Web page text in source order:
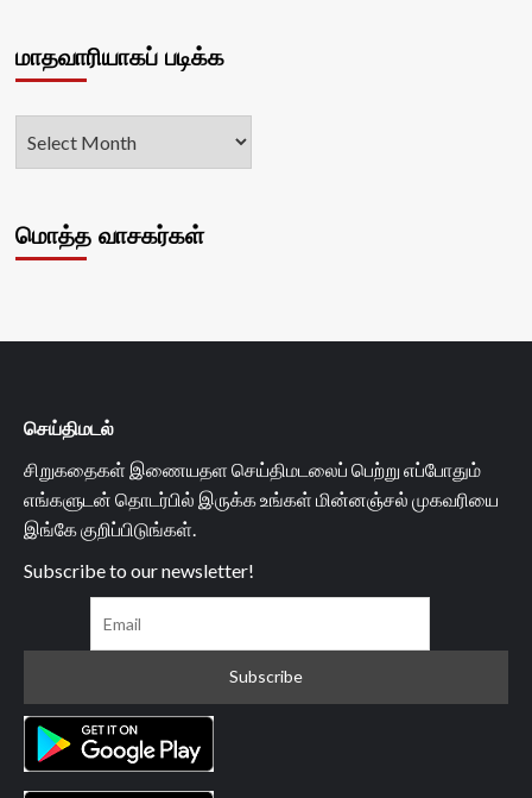
மாதவாரியாகப் படிக்க
மொத்த வாசகர்கள்
செய்திமடல்
சிறுகதைகள் இணையதள செய்திமடலைப் பெற்று எப்போதும்
எங்களுடன் தொடர்பில் இருக்க உங்கள் மின்னஞ்சல் முகவரியை
இங்கே குறிப்பிடுங்கள்.
Subscribe to our newsletter!